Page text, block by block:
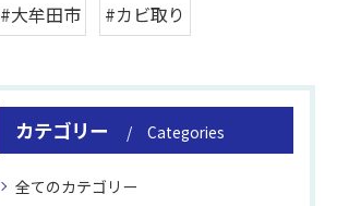
#大牟田市 #カビ取り
カテゴリー Categories
全てのカテゴリー